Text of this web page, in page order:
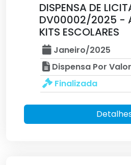
DISPENSA DE
DV00002/2025 -
KITS ESCOLARES
Janeiro/2025
Dispensa Por Valor
Finalizada